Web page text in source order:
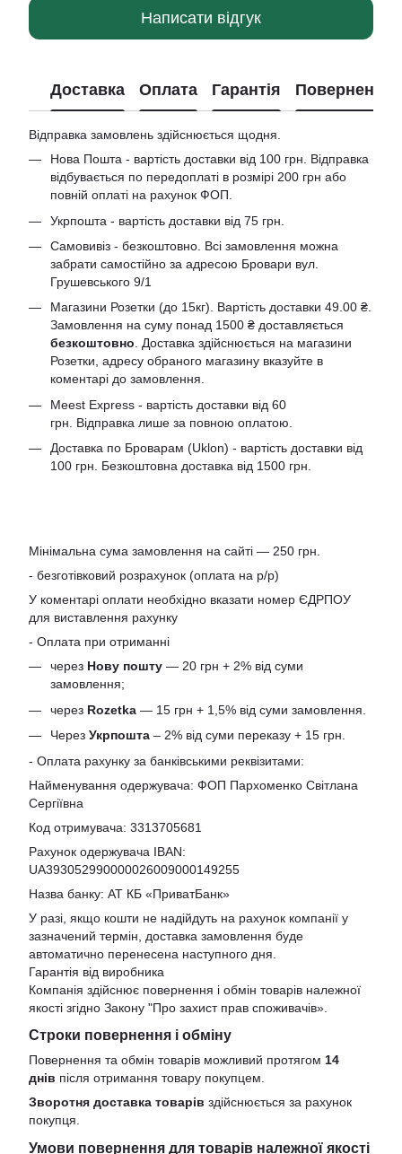
Написати відгук
Доставка Оплата Гарантія Повернення
Відправка замовлень здійснюється щодня.
Нова Пошта - вартість доставки від 100 грн. Відправка
відбувається по передоплаті в розмірі 200 грн або
повній оплаті на рахунок ФОП.
Укрпошта - вартість доставки від 75 грн.
Самовивіз - безкоштовно. Всі замовлення можна
забрати самостійно за адресою Бровари вул.
Грушевського 9/1
Магазини Розетки (до 15кг). Вартість доставки 49.00 ₴.
Замовлення на суму понад 1500 ₴ доставляється
безкоштовно. Доставка здійснюється на магазини
Розетки, адресу обраного магазину вказуйте в
коментарі до замовлення.
Meest Express - вартість доставки від 60
грн. Відправка лише за повною оплатою.
Доставка по Броварам (Uklon) - вартість доставки від
100 грн. Безкоштовна доставка від 1500 грн.
Мінімальна сума замовлення на сайті — 250 грн.
- безготівковий розрахунок (оплата на р/р)
У коментарі оплати необхідно вказати номер ЄДРПОУ
для виставлення рахунку
- Оплата при отриманні
через Нову пошту — 20 грн + 2% від суми
замовлення;
через Rozetka — 15 грн + 1,5% від суми замовлення.
Через Укрпошта – 2% від суми переказу + 15 грн.
- Оплата рахунку за банківськими реквізитами:
Найменування одержувача: ФОП Пархоменко Світлана
Сергіївна
Код отримувача: 3313705681
Рахунок одержувача IBAN:
UA393052990000026009000149255
Назва банку: АТ КБ «ПриватБанк»
У разі, якщо кошти не надійдуть на рахунок компанії у
зазначений термін, доставка замовлення буде
автоматично перенесена наступного дня.
Гарантія від виробника
Компанія здійснює повернення і обмін товарів належної
якості згідно Закону "Про захист прав споживачів»
Строки повернення і обміну
Повернення та обмін товарів можливий протягом 14
днів після отримання товару покупцем.
Зворотня доставка товарів здійснюється за рахунок
покупця.
Умови повернення для товарів належної якості